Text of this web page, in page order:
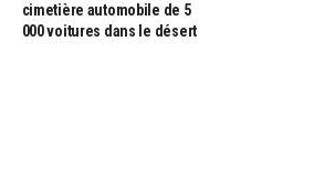
cimetière automobile de 5
000 voitures dans le désert